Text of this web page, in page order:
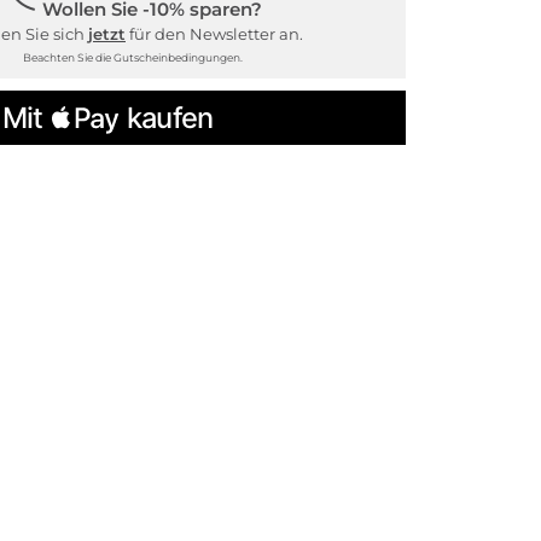
Wollen Sie -10% sparen?
Sie sich jetzt für den Newsletter an.
Beachten Sie die Gutscheinbedingungen.